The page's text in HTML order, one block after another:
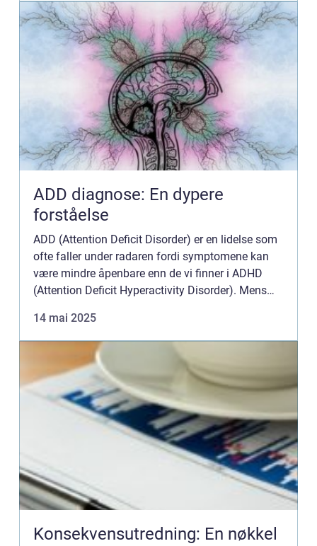
ADD diagnose: En dypere
forståelse
ADD (Attention Deficit Disorder) er en lidelse som
ofte faller under radaren fordi symptomene kan
være mindre åpenbare enn de vi finner i ADHD
(Attention Deficit Hyperactivity Disorder). Mens
14 mai 2025
Konsekvensutredning: En nøkkel